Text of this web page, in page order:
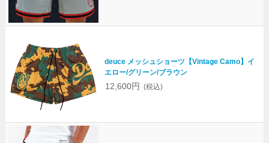
deuce メッシュショーツ【Vintage Camo】イ
エロー/グリーン/ブラウン
12,600円 (税込)